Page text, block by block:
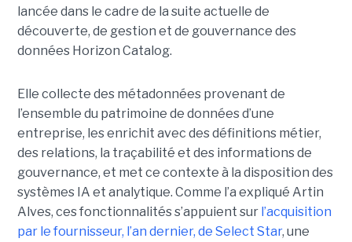
lancée dans le cadre de la suite actuelle de
découverte, de gestion et de gouvernance des
données Horizon Catalog.
Elle collecte des métadonnées provenant de
l’ensemble du patrimoine de données d’une
entreprise, les enrichit avec des définitions métier,
des relations, la traçabilité et des informations de
gouvernance, et met ce contexte à la disposition des
systèmes IA et analytique. Comme l’a expliqué Artin
Alves, ces fonctionnalités s’appuient sur l’acquisition
par le fournisseur, l’an dernier, de Select Star, une